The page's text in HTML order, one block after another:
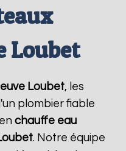
Loubet
Loubet, les
plombier fiable
chauffe eau
. Notre équipe